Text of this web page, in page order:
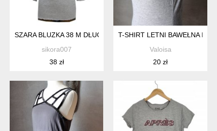
SZARA BLUZKA 38 M DŁUGI RĘKAW KORONKA
sikora007
38 zł
T-SHIRT LETNI BAWEŁNA
Valoisa
20 zł